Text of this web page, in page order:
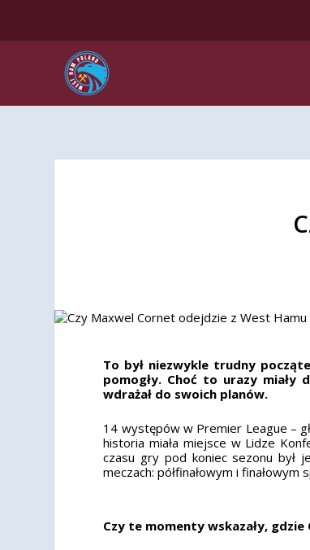
To był niezwykle trudny
pomogły. Choć to urazy
wdrażał do swoich planów.
14 występów w Premier League –
historia miała miejsce w Lidze
czasu gry pod koniec sezonu był
meczach: półfinałowym i finałowym
Czy te momenty wskazały,